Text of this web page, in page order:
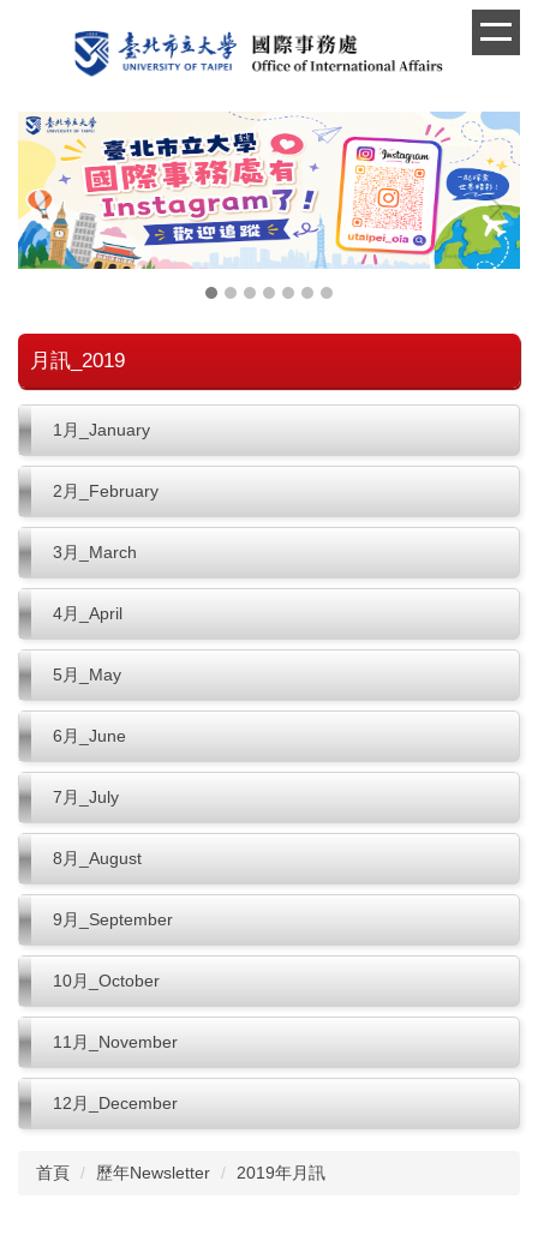
內
容
月訊_2019
1月_January
2月_February
3月_March
4月_April
5月_May
6月_June
7月_July
8月_August
9月_September
10月_October
11月_November
12月_December
首頁 歷年Newsletter 2019年月訊